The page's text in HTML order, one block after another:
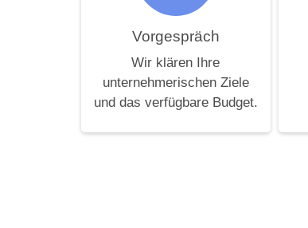
Vorgespräch
Wir klären Ihre
unternehmerischen Ziele
und das verfügbare Budget.